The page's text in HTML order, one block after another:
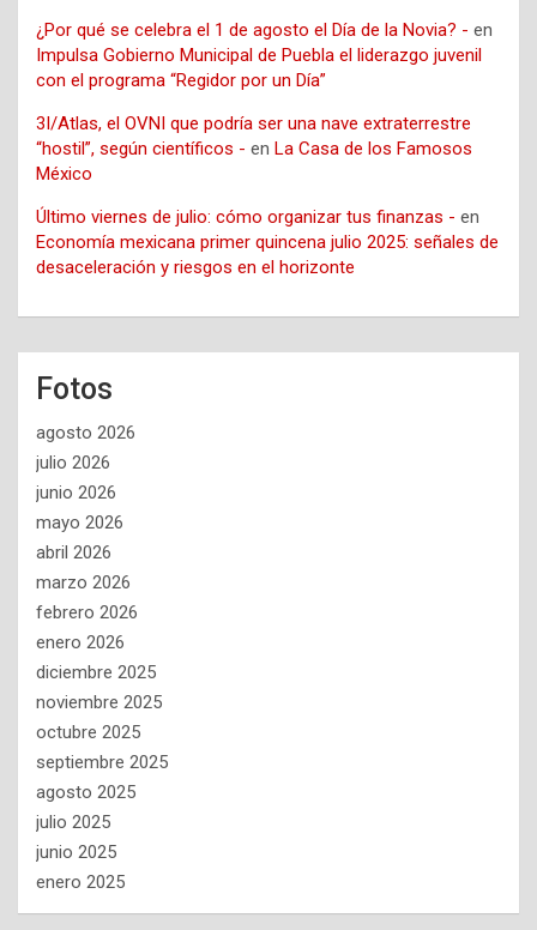
¿Por qué se celebra el 1 de agosto el Día de la Novia? - en
Impulsa Gobierno Municipal de Puebla el liderazgo juvenil
con el programa “Regidor por un Día”
3I/Atlas, el OVNI que podría ser una nave extraterrestre
“hostil”, según científicos - en La Casa de los Famosos
México
Último viernes de julio: cómo organizar tus finanzas - en
Economía mexicana primer quincena julio 2025: señales de
desaceleración y riesgos en el horizonte
Fotos
agosto 2026
julio 2026
junio 2026
mayo 2026
abril 2026
marzo 2026
febrero 2026
enero 2026
diciembre 2025
noviembre 2025
octubre 2025
septiembre 2025
agosto 2025
julio 2025
junio 2025
enero 2025